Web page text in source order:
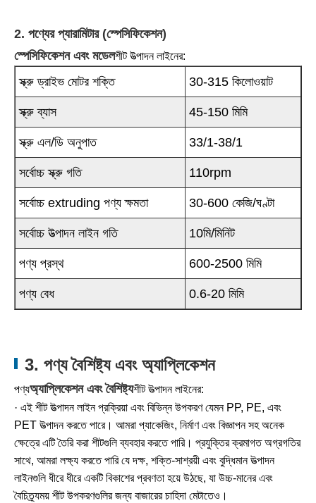
2. পণ্যের প্যারামিটার (স্পেসিফিকেশন)
স্পেসিফিকেশন এবং মডেলশীট উত্পাদন লাইনের:
স্ক্রু ড্রাইভ মোটর শক্তি 30-315 কিলোওয়াট
স্ক্রু ব্যাস 45-150 মিমি
স্ক্রু এল/ডি অনুপাত 33/1-38/1
সর্বোচ্চ স্ক্রু গতি 110rpm
সর্বোচ্চ extruding পণ্য ক্ষমতা 30-600 কেজি/ঘণ্টা
সর্বোচ্চ উত্পাদন লাইন গতি 10মি/মিনিট
পণ্য প্রস্থ 600-2500 মিমি
পণ্য বেধ 0.6-20 মিমি
3. পণ্য বৈশিষ্ট্য এবং অ্যাপ্লিকেশন
পণ্যঅ্যাপ্লিকেশন এবং বৈশিষ্ট্যশীট উত্পাদন লাইনের:
· এই শীট উত্পাদন লাইন প্রক্রিয়া এবং বিভিন্ন উপকরণ যেমন PP, PE, এবং
PET উত্পাদন করতে পারে। আমরা প্যাকেজিং, নির্মাণ এবং বিজ্ঞাপন সহ অনেক
ক্ষেত্রে এটি তৈরি করা শীটগুলি ব্যবহার করতে পারি। প্রযুক্তির ক্রমাগত অগ্রগতির
সাথে, আমরা লক্ষ্য করতে পারি যে দক্ষ, শক্তি-সাশ্রয়ী এবং বুদ্ধিমান উত্পাদন
লাইনগুলি ধীরে ধীরে একটি বিকাশের প্রবণতা হয়ে উঠছে, যা উচ্চ-মানের এবং
বৈচিত্র্যময় শীট উপকরণগুলির জন্য বাজারের চাহিদা মেটাতেও।